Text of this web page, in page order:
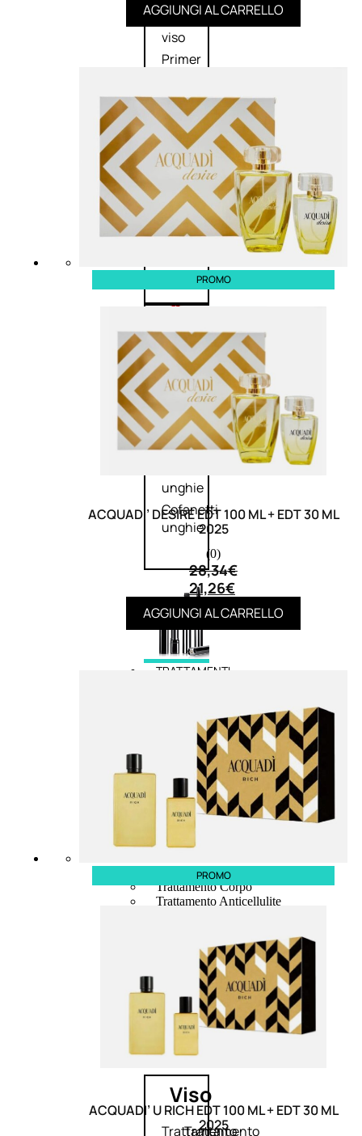
Palette
viso
Primer
Fondotinta
Cipria
Fard/Blush
Illuminante
viso
Terre
abbronzanti
Smalto
Smalto
effetti
speciali
Solvente
unghie
Cofanetti
unghie
TRATTAMENTI
Trattamento Viso Giorno
Trattamento Viso Notte
Trattamento Viso 24 Ore
Trattamento Viso Bb E Cc
Cream
Trattamento Viso Occhi
Trattamento Viso Detergenza
Trattamento Viso Maschere
Trattamento Viso Idratante
Trattamento Viso Labbra
Trattamento Collo e Decolleté
Trattamento Corpo
Trattamento Anticellulite
Trattamento Deodoranti
Cofanetti Trattamento Viso
Cofanetti Trattamento Corpo
Viso
Trattamento
Trattamento
AGGIUNGI AL CARRELLO
PROMO
ACQUADI’ DESIRE EDT 100 ML + EDT 30 ML
2025
(0)
28,34€
21,26€
AGGIUNGI AL CARRELLO
PROMO
ACQUADI’ U RICH EDT 100 ML + EDT 30 ML
2025